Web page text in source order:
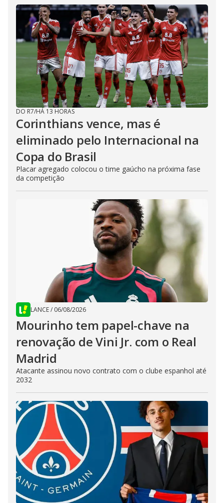
DO R7/HÁ 13 HORAS
Corinthians vence, mas é
eliminado pelo Internacional na
Copa do Brasil
Placar agregado colocou o time gaúcho na próxima fase
da competição
LANCE/ 06/08/2026
Mourinho tem papel-chave na
renovação de Vini Jr. com o Real
Madrid
Atacante assinou novo contrato com o clube espanhol até
2032